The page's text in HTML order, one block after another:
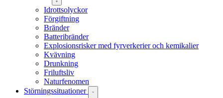
Idrottsolyckor
Förgiftning
Bränder
Batteribränder
Explosionsrisker med fyrverkerier och kemikalier
Kvävning
Drunkning
Friluftsliv
Naturfenomen
Störningssituationer